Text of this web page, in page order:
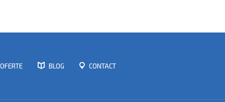
OFERTE BLOG CONTACT